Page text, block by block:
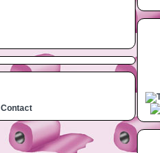
Contact